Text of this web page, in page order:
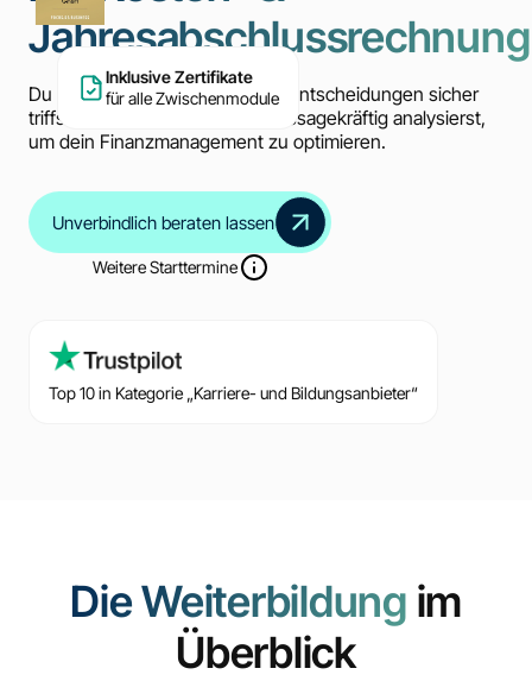
Inklusive Zertifikate
für alle Zwischenmodule
Jahresabschlussrechnung
Du lernst, wie du Finanzierungsentscheidungen sicher
triffst und Jahresabschlüsse aussagekräftig analysierst,
um dein Finanzmanagement zu optimieren.
Unverbindlich beraten lassen
Weitere Starttermine
Top 10 in Kategorie „Karriere- und Bildungsanbieter“
Die Weiterbildung im
Überblick